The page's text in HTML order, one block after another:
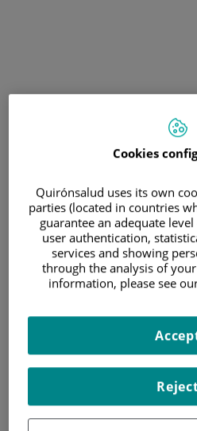
Cookies
Quirónsalud uses its own
parties (located in countries
guarantee an adequate
user authentication,
services and showing
through the analysis of
information, please see